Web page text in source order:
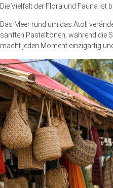
Die Vielfalt der Flora und Fauna ist
Das Meer rund um das Atoll
sanften Pastelltönen, während die
macht jeden Moment einzigartig